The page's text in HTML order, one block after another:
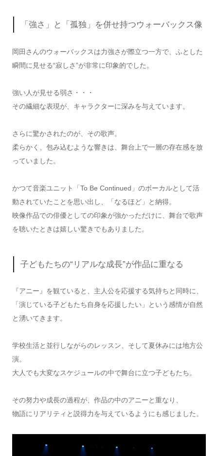
「強さ」と「孤独」を併せ持つウォーバックス像
岡田さんのウォーバックスは力強さが際立つ一方で、ふとした
瞬間に見せる“寂しさ”が非常に印象的でした。
強い人が見せる弱さ・・・
その繊細な表現が、キャラクターに深みを与えています。
さらに驚かされたのが、その歌声。
柔らかく、包み込むような響きは、舞台上で一層の存在感を放
っていました。
かつて音楽ユニット「To Be Continued」のボーカルとして活
動されていたことを思い出し、「なるほど」と納得。
映像作品での俳優としての印象が強かっただけに、舞台で歌声
を聴いたときは嬉しい驚きでもありました。
子どもたちの“リアルな成長”が作品に重なる
『アニー』を観ていると、主人公を応援する気持ちと同時に、
「演じている子どもたち自身を応援したい」という感情が自然
と湧いてきます。
学校生活と並行しながらのレッスン、そして夏休みには地方公
演。
大人でも大変なスケジュールの中で舞台に立つ子どもたち。
その努力や成長の過程が、作品の中のアニーと重なり、
物語にリアリティと説得力を与えているようにも感じました。